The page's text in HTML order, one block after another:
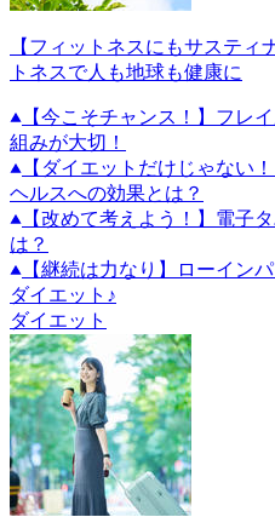
【フィットネスにもサスティ
トネスで人も地球も健康に
【今こそチャンス！】フレ
組みが大切！
【ダイエットだけじゃない
ヘルスへの効果とは？
【改めて考えよう！】電子
は？
【継続は力なり】ローイン
ダイエット♪
ダイエット